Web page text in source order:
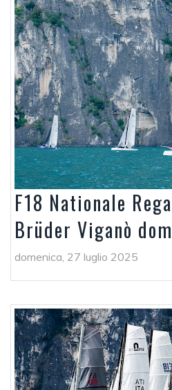
F18 Nationale
Brüder Viganò
domenica, 27 luglio 2025